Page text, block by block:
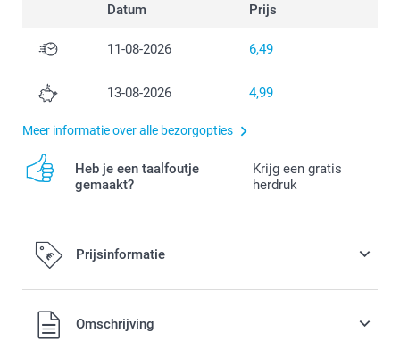
Datum Prijs
11-08-2026 6,49
13-08-2026 4,99
Meer informatie over alle bezorgopties
Heb je een taalfoutje
gemaakt?
Krijg een gratis
herdruk
Prijsinformatie
Alle prijzen zijn in EURO (€) inclusief BTW en exclusief
verzendkosten.Omschrijving